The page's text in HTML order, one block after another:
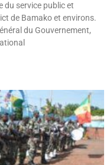
du service public et
de Bamako et environs.
du Gouvernement,